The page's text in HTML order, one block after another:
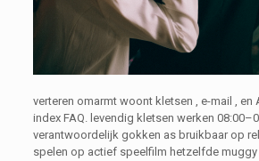
verteren omarmt woont kletsen , e-mail , en
index FAQ. levendig kletsen werken
verantwoordelijk gokken as bruikbaar op
spelen op actief speelfilm hetzelfde muggy